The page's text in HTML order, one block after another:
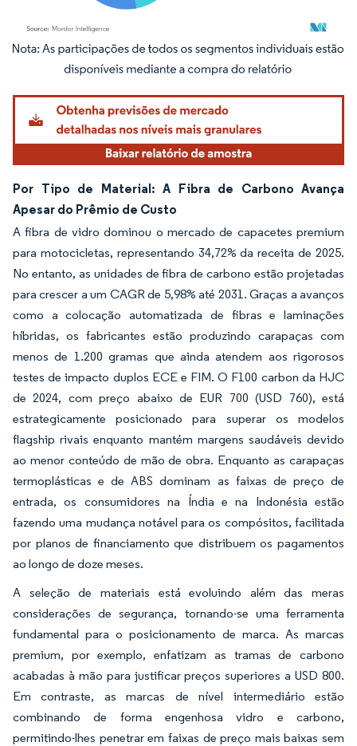
Imagem © Mordor Intelligence. O reuso requer atribuição conforme CC BY 4.0.
Por Tipo de Material: A Fibra de Carbono Avança
Apesar do Prêmio de Custo
A fibra de vidro dominou o mercado de capacetes premium
para motocicletas, representando 34,72% da receita de 2025.
No entanto, as unidades de fibra de carbono estão projetadas
para crescer a um CAGR de 5,98% até 2031. Graças a avanços
como a colocação automatizada de fibras e laminações
híbridas, os fabricantes estão produzindo carapaças com
menos de 1.200 gramas que ainda atendem aos rigorosos
testes de impacto duplos ECE e FIM. O F100 carbon da HJC
de 2024, com preço abaixo de EUR 700 (USD 760), está
estrategicamente posicionado para superar os modelos
flagship rivais enquanto mantém margens saudáveis devido
ao menor conteúdo de mão de obra. Enquanto as carapaças
termoplásticas e de ABS dominam as faixas de preço de
entrada, os consumidores na Índia e na Indonésia estão
fazendo uma mudança notável para os compósitos, facilitada
por planos de financiamento que distribuem os pagamentos
ao longo de doze meses.
A seleção de materiais está evoluindo além das meras
considerações de segurança, tornando-se uma ferramenta
fundamental para o posicionamento de marca. As marcas
premium, por exemplo, enfatizam as tramas de carbono
acabadas à mão para justificar preços superiores a USD 800.
Em contraste, as marcas de nível intermediário estão
combinando de forma engenhosa vidro e carbono,
permitindo-lhes penetrar em faixas de preço mais baixas sem